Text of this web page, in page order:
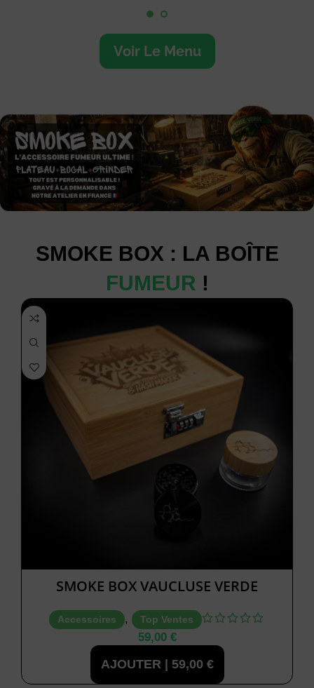
Voir Le Menu
SMOKE BOX : LA BOÎTE
FUMEUR !
SMOKE BOX VAUCLUSE VERDE
Accessoires , Top Ventes
59,00 €
AJOUTER | 59,00 €